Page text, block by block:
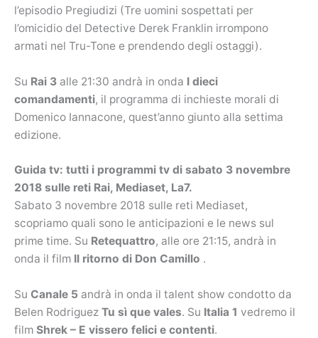
l’episodio Pregiudizi (Tre uomini sospettati per
l’omicidio del Detective Derek Franklin irrompono
armati nel Tru-Tone e prendendo degli ostaggi).
Su Rai 3 alle 21:30 andrà in onda I dieci
comandamenti, il programma di inchieste morali di
Domenico Iannacone, quest’anno giunto alla settima
edizione.
Guida tv: tutti i programmi tv di sabato 3 novembre
2018 sulle reti Rai, Mediaset, La7.
Sabato 3 novembre 2018 sulle reti Mediaset,
scopriamo quali sono le anticipazioni e le news sul
prime time. Su Retequattro, alle ore 21:15, andrà in
onda il film Il ritorno di Don Camillo .
Su Canale 5 andrà in onda il talent show condotto da
Belen Rodriguez Tu sì que vales. Su Italia 1 vedremo il
film Shrek – E vissero felici e contenti.